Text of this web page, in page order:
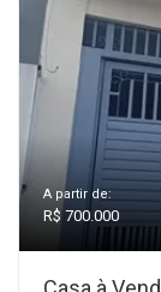
A partir de:
R$ 700.000